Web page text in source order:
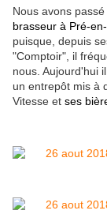
Nous avons
brasseur à Pré-en-
puisque, depuis
"Comptoir", il
nous. Aujourd'hui
un entrepôt mis à
Vitesse et ses